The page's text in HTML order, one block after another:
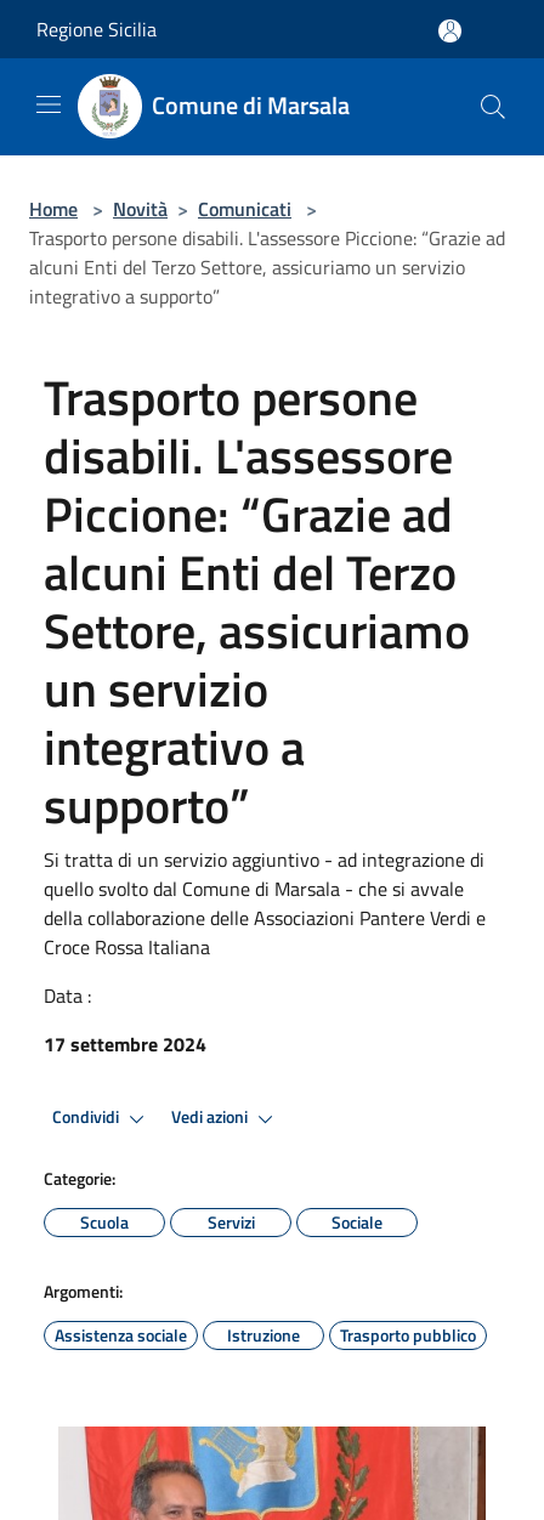
Regione Sicilia
Comune di Marsala
Home > Novità > Comunicati >
Trasporto persone disabili. L'assessore Piccione: “Grazie ad
alcuni Enti del Terzo Settore, assicuriamo un servizio
integrativo a supporto”
Trasporto persone
disabili. L'assessore
Piccione: “Grazie ad
alcuni Enti del Terzo
Settore, assicuriamo
un servizio
integrativo a
supporto”
Si tratta di un servizio aggiuntivo - ad integrazione di
quello svolto dal Comune di Marsala - che si avvale
della collaborazione delle Associazioni Pantere Verdi e
Croce Rossa Italiana
Data :
17 settembre 2024
Condividi Vedi azioni
Categorie:
Scuola
Servizi Sociale
Argomenti:
Assistenza sociale
Istruzione Trasporto pubblico